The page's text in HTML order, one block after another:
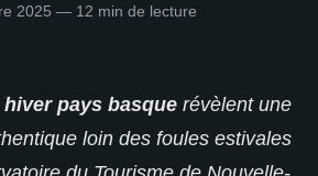
2025 — 12 min de lecture
hiver pays basque révèlent une
loin des foules estivales